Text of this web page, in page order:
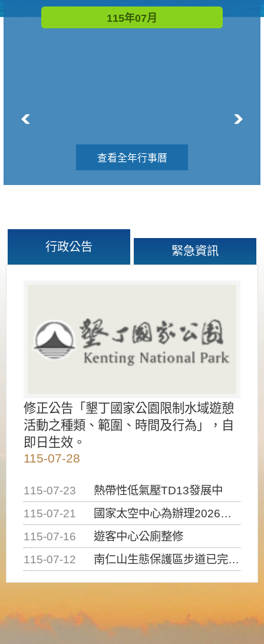
115年07月
查看全年行事曆
行政公告 緊急資訊
修正公告「墾丁國家公園限制水域遊憩
活動之種類、範圍、時間及行為」，自
即日生效。
115-07-28
115-07-23
熱帶性低氣壓TD13發展中
115-07-21
國家太空中心為辦理2026台灣盃火箭競賽，陸、海、空域警戒及協調相關事宜，因颱風備案事宜
115-07-16
遊客中心公廁整修
115-07-12
南仁山生態保護區步道已完成修復，自115年7月13日（星期一）起恢復開放入園，歡迎民眾依規定申請入園....